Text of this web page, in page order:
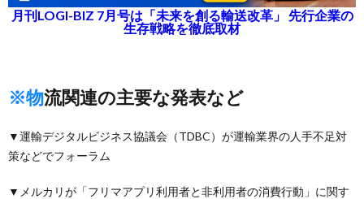
月刊LOGI-BIZ 7月号は「未来を創る輸送改革」 先行企業の
生存戦略を徹底取材
※物流関連の主要な発表など
▼運輸デジタルビジネス協議会（TDBC）が運輸業界の人手不足対
策などでフォーラム
▼メルカリが「フリマアプリ利用者と非利用者の消費行動」に関す